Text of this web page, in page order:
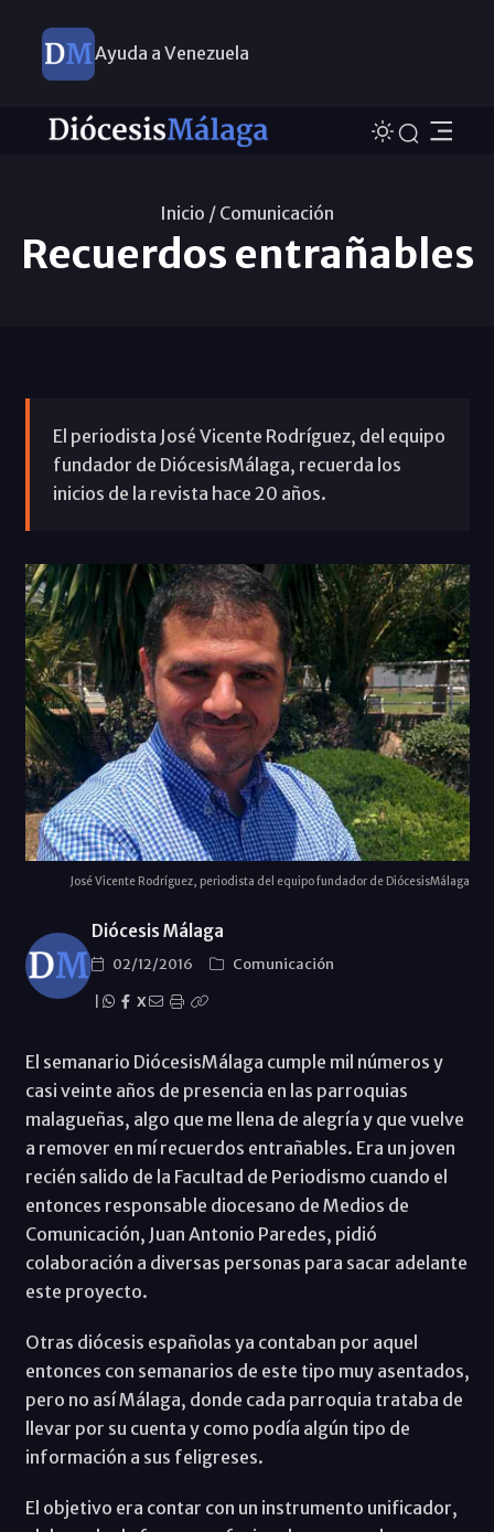
Ayuda a Venezuela
Inicio / Comunicación
Recuerdos entrañables
El periodista José Vicente Rodríguez, del equipo
fundador de DiócesisMálaga, recuerda los
inicios de la revista hace 20 años.
José Vicente Rodríguez, periodista del equipo fundador de DiócesisMálaga
Diócesis Málaga
02/12/2016
Comunicación
X
El semanario DiócesisMálaga cumple mil números y
casi veinte años de presencia en las parroquias
malagueñas, algo que me llena de alegría y que vuelve
a remover en mí recuerdos entrañables. Era un joven
recién salido de la Facultad de Periodismo cuando el
entonces responsable diocesano de Medios de
Comunicación, Juan Antonio Paredes, pidió
colaboración a diversas personas para sacar adelante
este proyecto.
Otras diócesis españolas ya contaban por aquel
entonces con semanarios de este tipo muy asentados,
pero no así Málaga, donde cada parroquia trataba de
llevar por su cuenta y como podía algún tipo de
información a sus feligreses.
El objetivo era contar con un instrumento unificador,